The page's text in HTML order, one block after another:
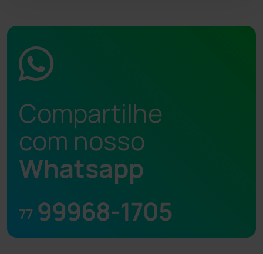
Compartilhe
com nosso
Whatsapp
77 99968-1705